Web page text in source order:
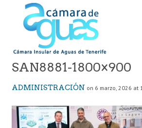
SAN8881-1800×900
ADMINISTRACIÓN on 6 marzo, 2026 at